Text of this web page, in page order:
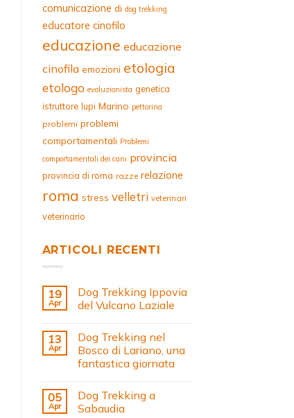
comunicazione di dog trekking
educatore cinofilo
educazione educazione
cinofila emozioni etologia
etologo evoluzionista genetica
istruttore lupi Marino pettorina
problemi problemi
comportamentali Problemi
comportamentali dei cani provincia
provincia di roma razze relazione
roma stress velletri veterinari
veterinario
ARTICOLI RECENTI
19
Apr
Dog Trekking Ippovia
del Vulcano Laziale
13
Apr
Dog Trekking nel
Bosco di Lariano, una
fantastica giornata
05
Apr
Dog Trekking a
Sabaudia